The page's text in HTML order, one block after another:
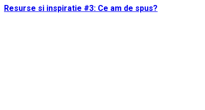
Resurse si inspiratie #3: Ce am de spus?